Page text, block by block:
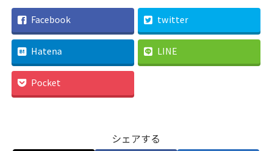
Facebook twitter
Hatena LINE
Pocket
シェアする